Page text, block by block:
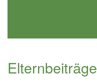
Elternbeiträge